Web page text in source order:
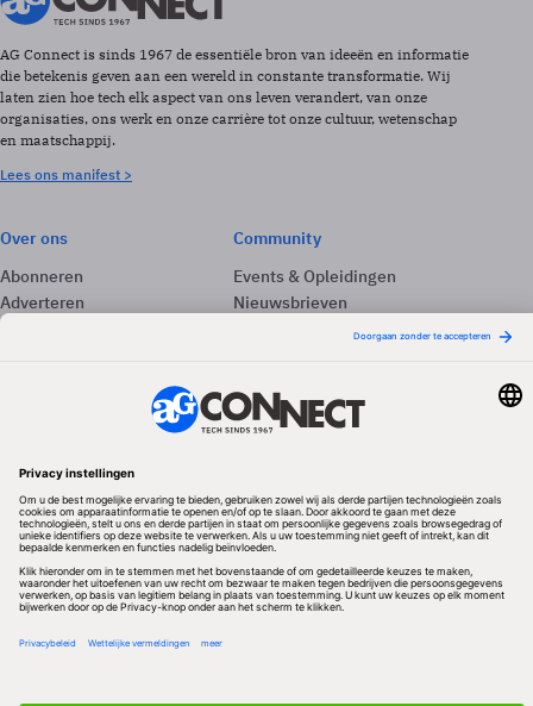
AG Connect is sinds 1967 de essentiële bron van ideeën en informatie
die betekenis geven aan een wereld in constante transformatie. Wij
laten zien hoe tech elk aspect van ons leven verandert, van onze
organisaties, ons werk en onze carrière tot onze cultuur, wetenschap
en maatschappij.
Lees ons manifest >
Over ons
Abonneren
Adverteren
Community
Events & Opleidingen
Nieuwsbrieven
Redactionele partner